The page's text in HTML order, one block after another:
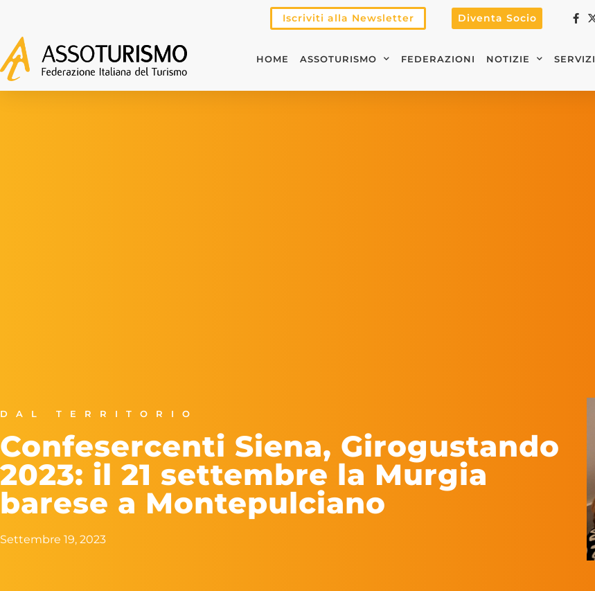
Iscriviti alla Newsletter Diventa Socio
HOME ASSOTURISMO FEDERAZIONI NOTIZIE SERVIZI
DAL TERRITORIO
Confesercenti Siena, Girogustando
2023: il 21 settembre la Murgia
barese a Montepulciano
Settembre 19, 2023